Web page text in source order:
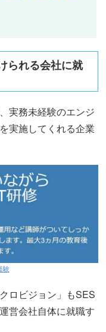
られる会社に就
実務未経験のエンジ
実施してくれる企業
験
ロビジョン」もSES
営会社自体に就職す